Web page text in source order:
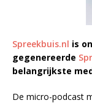
Spreekbuis.nl is
gegenereerde
belangrijkste
De micro-podcast